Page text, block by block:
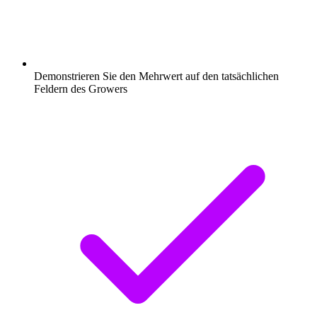
Demonstrieren Sie den Mehrwert auf den tatsächlichen
Feldern des Growers